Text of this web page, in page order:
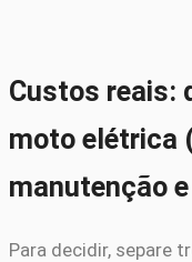
Custos reais:
moto elétrica
manutenção
Para decidir, separe